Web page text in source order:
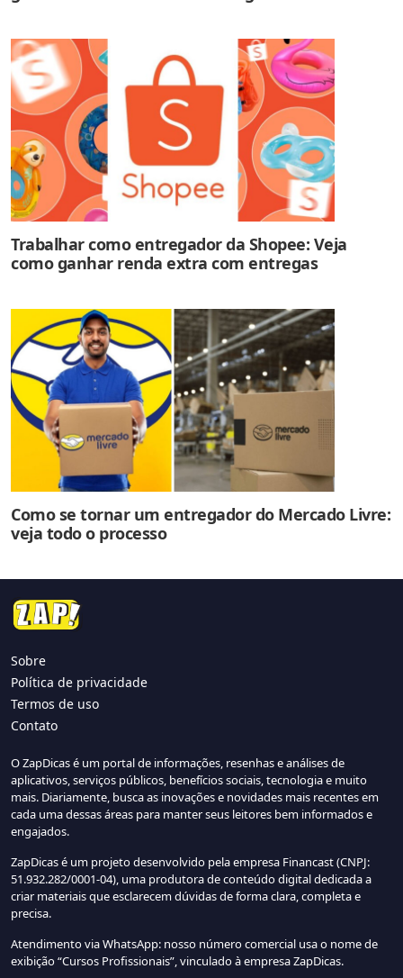
Trabalhar como entregador da Shopee: Veja
como ganhar renda extra com entregas
Como se tornar um entregador do Mercado Livre:
veja todo o processo
Sobre
Política de privacidade
Termos de uso
Contato
O ZapDicas é um portal de informações, resenhas e análises de
aplicativos, serviços públicos, benefícios sociais, tecnologia e muito
mais. Diariamente, busca as inovações e novidades mais recentes em
cada uma dessas áreas para manter seus leitores bem informados e
engajados.
ZapDicas é um projeto desenvolvido pela empresa Financast (CNPJ:
51.932.282/0001-04), uma produtora de conteúdo digital dedicada a
criar materiais que esclarecem dúvidas de forma clara, completa e
precisa.
Atendimento via WhatsApp: nosso número comercial usa o nome de
exibição “Cursos Profissionais”, vinculado à empresa ZapDicas.